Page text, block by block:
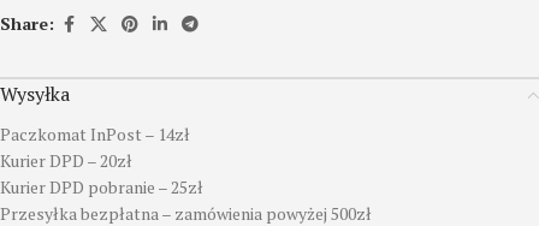
Share:
Wysyłka
Paczkomat InPost – 14zł
Kurier DPD – 20zł
Kurier DPD pobranie – 25zł
Przesyłka bezpłatna – zamówienia powyżej 500zł